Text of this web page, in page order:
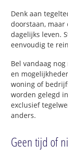
Denk aan
doorstaan,
dagelijks leven.
eenvoudig te
Bel vandaag nog
en
woning of
worden gelegd
exclusief
anders.
Geen tijd of